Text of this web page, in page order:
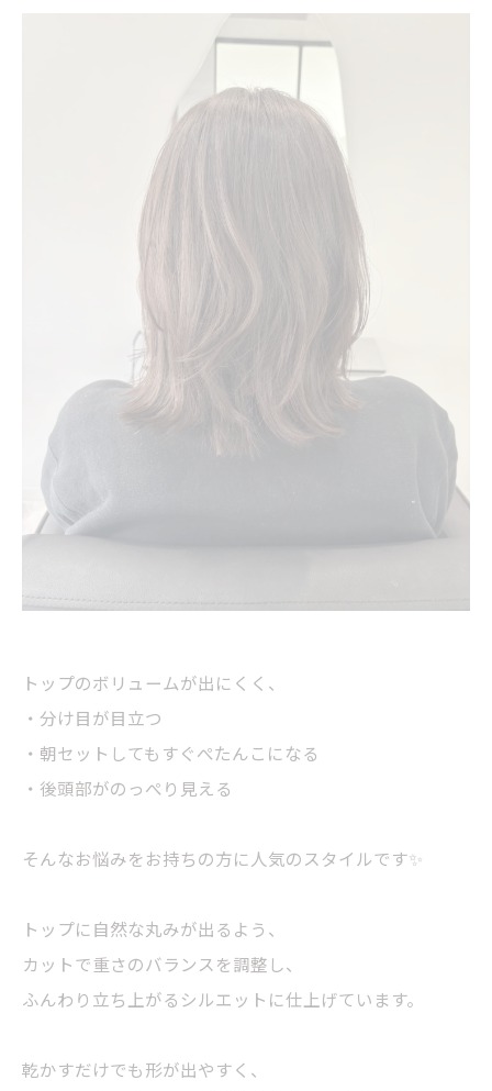
トップのボリュームが出にくく、
・分け目が目立つ
・朝セットしてもすぐぺたんこになる
・後頭部がのっぺり見える
そんなお悩みをお持ちの方に人気のスタイルです✨
トップに自然な丸みが出るよう、
カットで重さのバランスを調整し、
ふんわり立ち上がるシルエットに仕上げています。
乾かすだけでも形が出やすく、